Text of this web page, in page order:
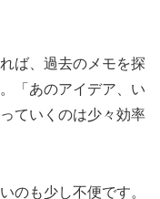
ば、過去のメモを探
「あのアイデア、い
ていくのは少々効率
のも少し不便です。